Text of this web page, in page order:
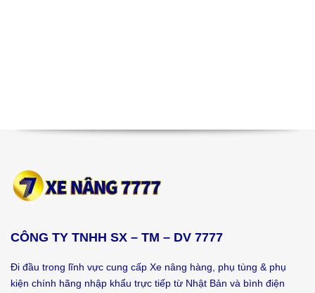
CÔNG TY TNHH SX – TM – DV 7777
Đi đầu trong lĩnh vực cung cấp Xe nâng hàng, phụ tùng & phụ
kiện chính hãng nhập khẩu trực tiếp từ Nhật Bản và bình điện